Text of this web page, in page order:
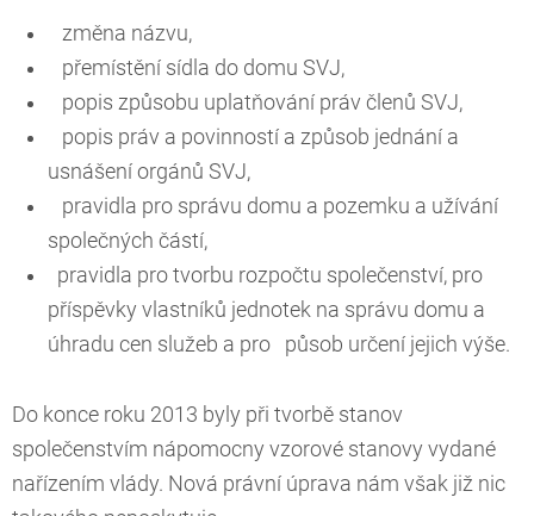
změna názvu,
přemístění sídla do domu SVJ,
popis způsobu uplatňování práv členů SVJ,
popis práv a povinností a způsob jednání a
usnášení orgánů SVJ,
pravidla pro správu domu a pozemku a užívání
společných částí,
pravidla pro tvorbu rozpočtu společenství, pro
příspěvky vlastníků jednotek na správu domu a
úhradu cen služeb a pro působ určení jejich výše.
Do konce roku 2013 byly při tvorbě stanov
společenstvím nápomocny vzorové stanovy vydané
nařízením vlády. Nová právní úprava nám však již nic